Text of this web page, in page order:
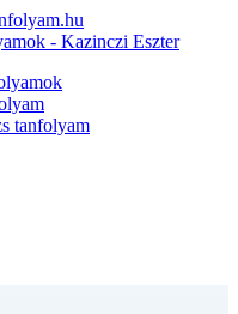
tanfolyam